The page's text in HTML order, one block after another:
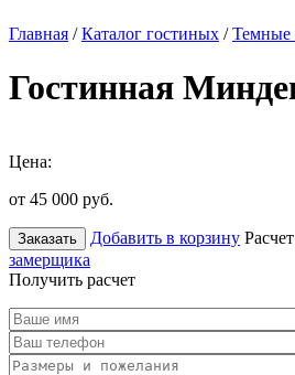
Главная /Каталог гостиных /Темные
Гостинная
Цена:
от 45 000 руб.
Заказать Добавить в корзину
замерщика
Получить расчет